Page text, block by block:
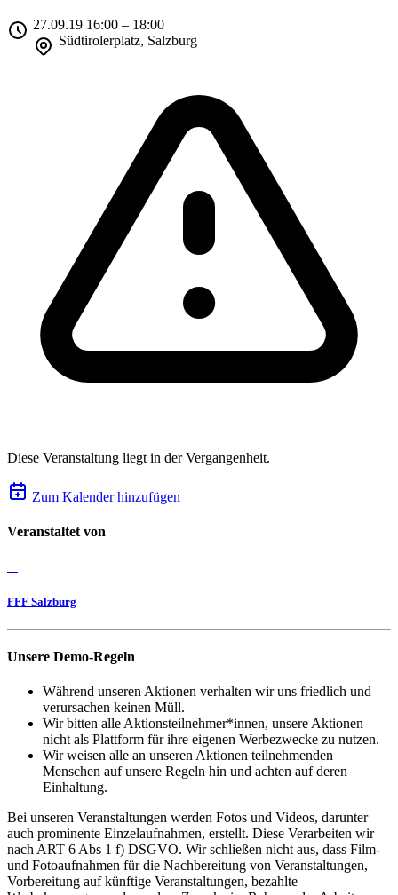
27.09.19 16:00 – 18:00
Südtirolerplatz, Salzburg
Diese Veranstaltung liegt in der Vergangenheit.
Zum Kalender hinzufügen
Veranstaltet von
FFF Salzburg
Unsere Demo-Regeln
Während unseren Aktionen verhalten wir uns friedlich und
verursachen keinen Müll.
Wir bitten alle Aktionsteilnehmer*innen, unsere Aktionen
nicht als Plattform für ihre eigenen Werbezwecke zu nutzen.
Wir weisen alle an unseren Aktionen teilnehmenden
Menschen auf unsere Regeln hin und achten auf deren
Einhaltung.
Bei unseren Veranstaltungen werden Fotos und Videos, darunter
auch prominente Einzelaufnahmen, erstellt. Diese Verarbeiten wir
nach ART 6 Abs 1 f) DSGVO. Wir schließen nicht aus, dass Film-
und Fotoaufnahmen für die Nachbereitung von Veranstaltungen,
Vorbereitung auf künftige Veranstaltungen, bezahlte